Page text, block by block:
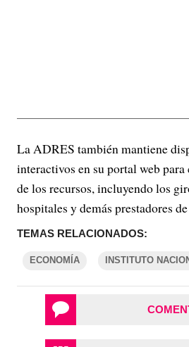
La ADRES también mantiene
interactivos en su portal web
de los recursos, incluyendo los
hospitales y demás prestadores
TEMAS RELACIONADOS:
ECONOMÍA INSTITUTO